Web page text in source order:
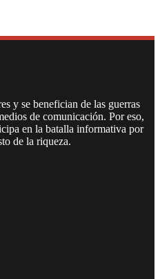
y se benefician de las guerras
de comunicación. Por eso,
en la batalla informativa por
de la riqueza.